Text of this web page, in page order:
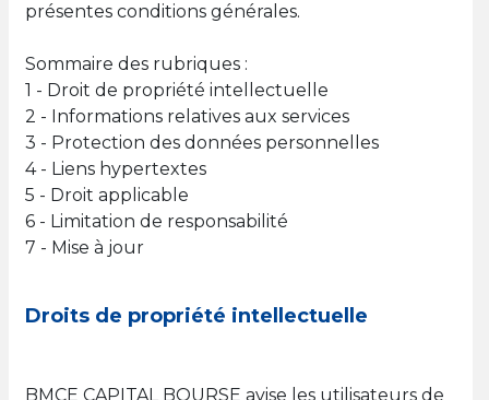
présentes conditions générales.
Sommaire des rubriques :
1 - Droit de propriété intellectuelle
2 - Informations relatives aux services
3 - Protection des données personnelles
4 - Liens hypertextes
5 - Droit applicable
6 - Limitation de responsabilité
7 - Mise à jour
Droits de propriété intellectuelle
BMCE CAPITAL BOURSE avise les utilisateurs de